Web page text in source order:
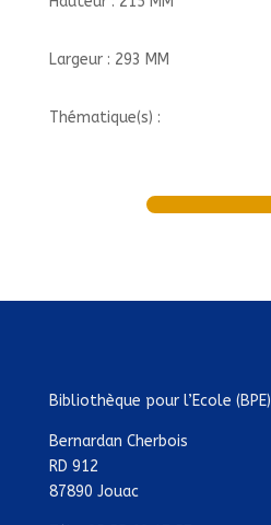
Largeur : 293 MM
Thématique(s) :
Bibliothèque pour l’Ecole (BPE)
Bernardan Cherbois
RD 912
87890 Jouac